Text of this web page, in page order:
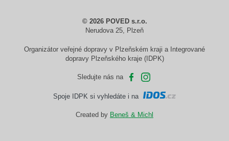
© 2026 POVED s.r.o.
Nerudova 25, Plzeň
Organizátor veřejné dopravy v Plzeňském kraji a Integrované
dopravy Plzeňského kraje (IDPK)
Sledujte nás na
Spoje IDPK si vyhledáte i na
Created by Beneš & Michl